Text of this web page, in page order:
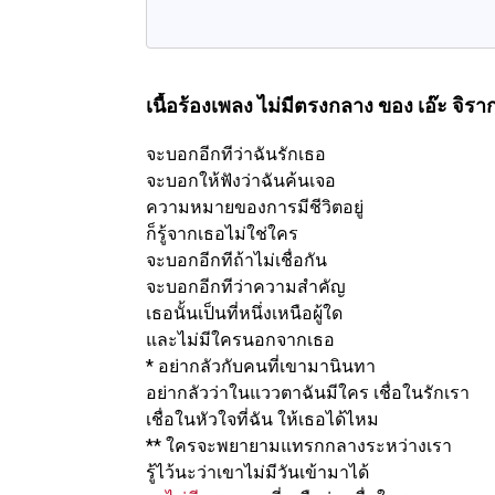
เนื้อร้องเพลง ไม่มีตรงกลางของ เอ๊ะ จิรา
จะบอกอีกทีว่าฉันรักเธอ
จะบอกให้ฟังว่าฉันค้นเจอ
ความหมายของการมีชีวิตอยู่
ก็รู้จากเธอไม่ใช่ใคร
จะบอกอีกทีถ้าไม่เชื่อกัน
จะบอกอีกทีว่าความสำคัญ
เธอนั้นเป็นที่หนึ่งเหนือผู้ใด
และไม่มีใครนอกจากเธอ
* อย่ากลัวกับคนที่เขามานินทา
อย่ากลัวว่าในแววตาฉันมีใคร เชื่อในรักเรา
เชื่อในหัวใจที่ฉัน ให้เธอได้ไหม
** ใครจะพยายามแทรกกลางระหว่างเรา
รู้ไว้นะว่าเขาไม่มีวันเข้ามาได้